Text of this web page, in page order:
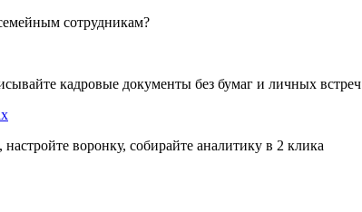
сотрудникам?
кадровые документы без бумаг и личных встреч
воронку, собирайте аналитику в 2 клика